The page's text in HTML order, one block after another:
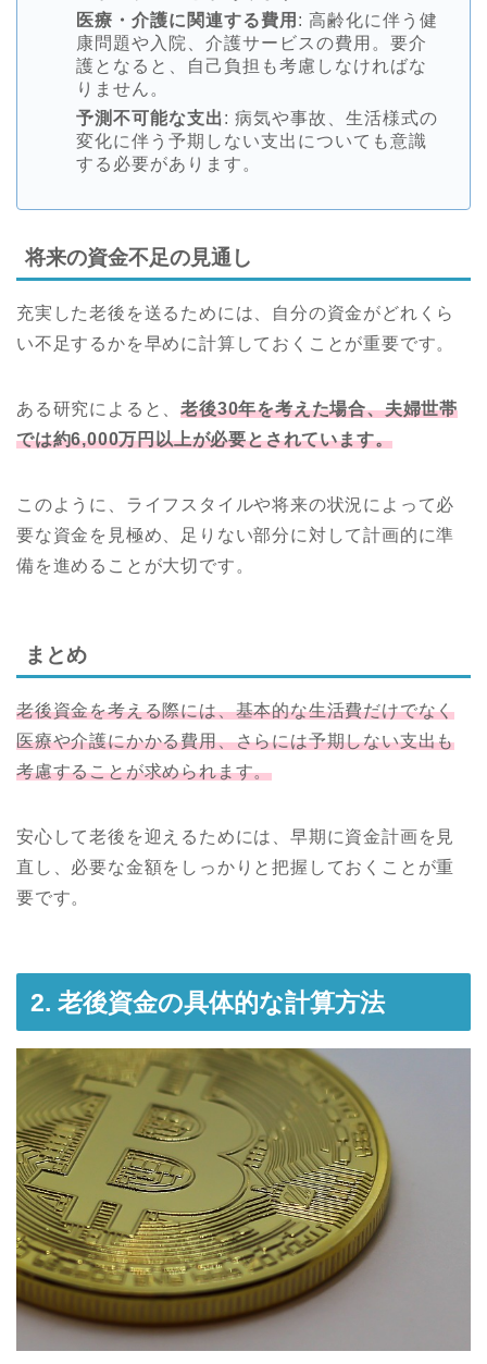
医療・介護に関連する費用 : 高齢化に伴う健
康問題や入院、介護サービスの費用。要介
護となると、自己負担も考慮しなければな
りません。
予測不可能な支出 : 病気や事故、生活様式の
変化に伴う予期しない支出についても意識
する必要があります。
将来の資金不足の見通し
充実した老後を送るためには、自分の資金がどれくら
い不足するかを早めに計算しておくことが重要です。
ある研究によると、老後30年を考えた場合、夫婦世帯
では約6,000万円以上が必要とされています。
このように、ライフスタイルや将来の状況によって必
要な資金を見極め、足りない部分に対して計画的に準
備を進めることが大切です。
まとめ
老後資金を考える際には、基本的な生活費だけでなく
医療や介護にかかる費用、さらには予期しない支出も
考慮することが求められます。
安心して老後を迎えるためには、早期に資金計画を見
直し、必要な金額をしっかりと把握しておくことが重
要です。
2. 老後資金の具体的な計算方法